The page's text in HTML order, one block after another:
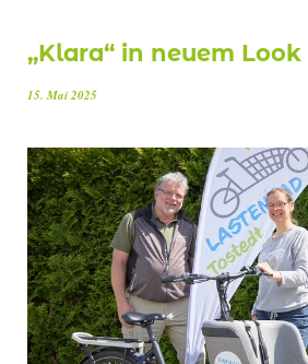
„Klara“ in neuem Look
15. Mai 2025